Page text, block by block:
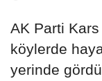
AK Parti
köylerde
yerinde